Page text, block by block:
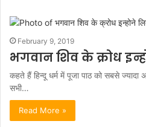
February 9, 2019
भगवान शिव के क्रोध
कहते हैं हिन्दू धर्म में पूजा पाठ को सबसे ज्यादा
सभी…
Read More »